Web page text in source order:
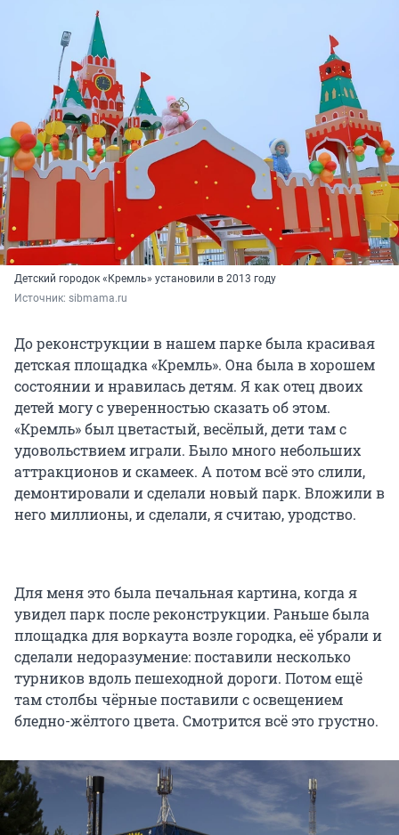
Детский городок «Кремль» установили в 2013 году
Источник: sibmama.ru
До реконструкции в нашем парке была красивая
детская площадка «Кремль». Она была в хорошем
состоянии и нравилась детям. Я как отец двоих
детей могу с уверенностью сказать об этом.
«Кремль» был цветастый, весёлый, дети там с
удовольствием играли. Было много небольших
аттракционов и скамеек. А потом всё это слили,
демонтировали и сделали новый парк. Вложили в
него миллионы, и сделали, я считаю, уродство.
Для меня это была печальная картина, когда я
увидел парк после реконструкции. Раньше была
площадка для воркаута возле городка, её убрали и
сделали недоразумение: поставили несколько
турников вдоль пешеходной дороги. Потом ещё
там столбы чёрные поставили с освещением
бледно-жёлтого цвета. Смотрится всё это грустно.